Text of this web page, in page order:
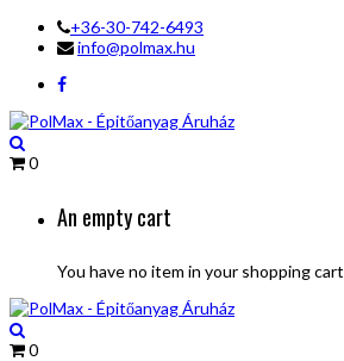
+36-30-742-6493
info@polmax.hu
0
An empty cart
You have no item in your shopping cart
0